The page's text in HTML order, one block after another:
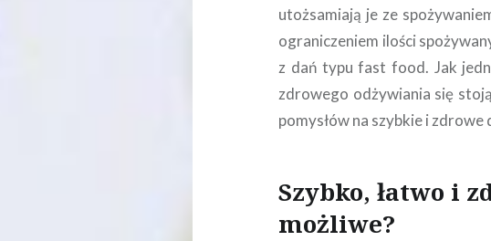
utożsamiają je ze
ograniczeniem ilości
z dań typu fast food. Jak
zdrowego odżywiania się
pomysłów na szybkie i zdrowe
Szybko, łatwo i
możliwe?